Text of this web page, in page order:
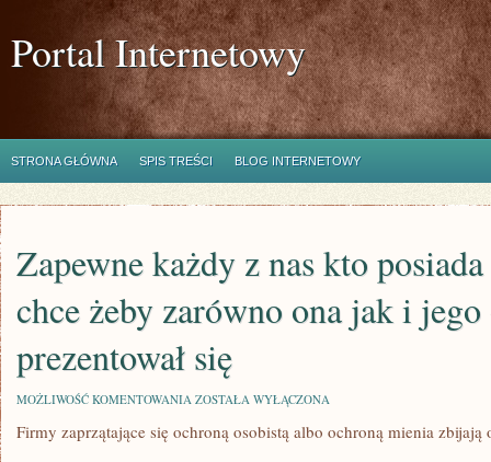
Portal Internetowy
STRONA GŁÓWNA SPIS TREŚCI BLOG INTERNETOWY
Zapewne każdy z nas kto
chce żeby zarówno ona jak i
prezentował się
MOŻLIWOŚĆ KOMENTOWANIA ZAPEWNE
Z
ZOSTAŁA WYŁĄCZONA
Firmy zaprzątające się ochroną osobistą albo ochroną mienia zbijają